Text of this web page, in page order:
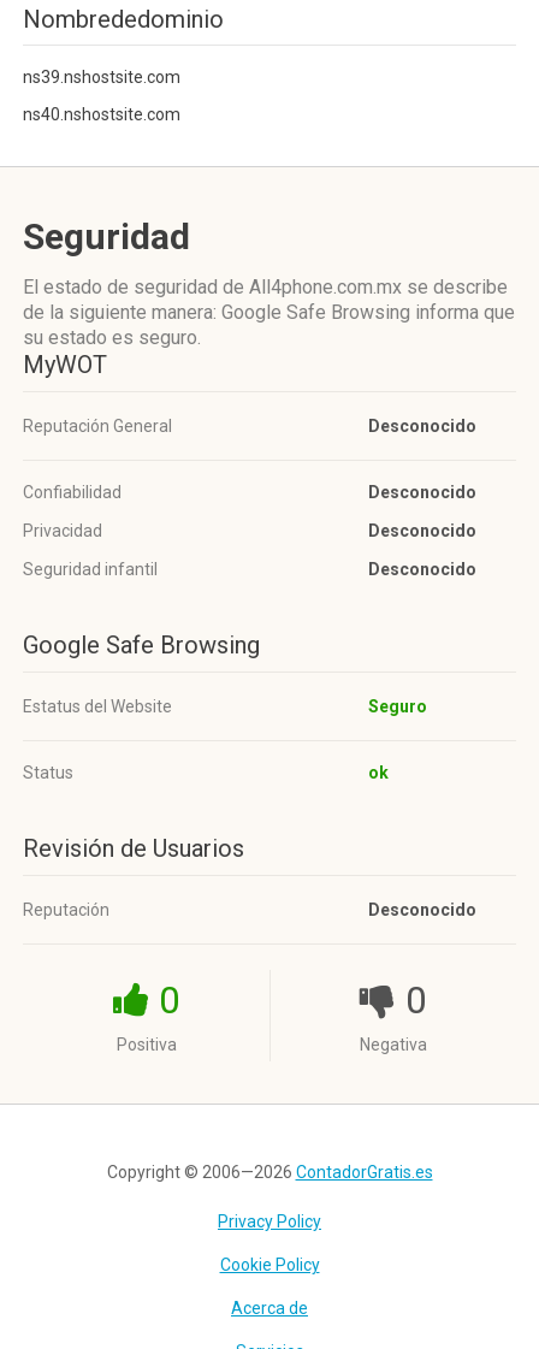
Nombrededominio
ns39.nshostsite.com
ns40.nshostsite.com
Seguridad
El estado de seguridad de All4phone.com.mx se describe
de la siguiente manera: Google Safe Browsing informa que
su estado es seguro.
MyWOT
Reputación General Desconocido
Confiabilidad
Desconocido
Privacidad
Desconocido
Seguridad infantil
Desconocido
Google Safe Browsing
Estatus del Website Seguro
Status ok
Revisión de Usuarios
Reputación Desconocido
0
Positiva
0
Negativa
Copyright © 2006—2026 ContadorGratis.es
Privacy Policy
Cookie Policy
Acerca de